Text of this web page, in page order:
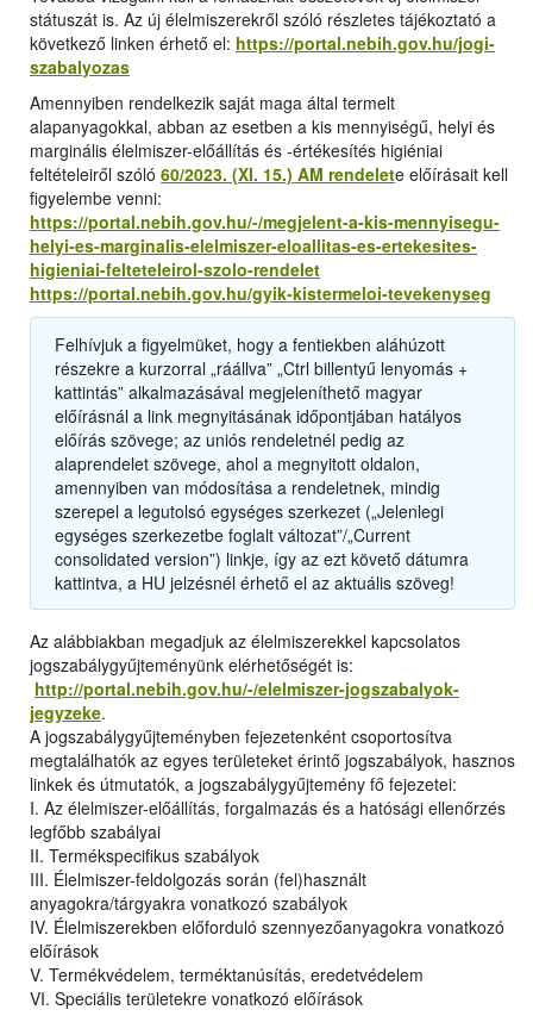
státuszát is. Az új élelmiszerekről szóló részletes tájékoztató a
következő linken érhető el: https://portal.nebih.gov.hu/jogi-
szabalyozas
Amennyiben rendelkezik saját maga által termelt
alapanyagokkal, abban az esetben a kis mennyiségű, helyi és
marginális élelmiszer-előállítás és -értékesítés higiéniai
feltételeiről szóló 60/2023. (XI. 15.) AM rendelete előírásait kell
figyelembe venni:
https://portal.nebih.gov.hu/-/megjelent-a-kis-mennyisegu-
helyi-es-marginalis-elelmiszer-eloallitas-es-ertekesites-
higieniai-felteteleirol-szolo-rendelet
https://portal.nebih.gov.hu/gyik-kistermeloi-tevekenyseg
Felhívjuk a figyelmüket, hogy a fentiekben aláhúzott
részekre a kurzorral „ráállva” „Ctrl billentyű lenyomás +
kattintás” alkalmazásával megjeleníthető magyar
előírásnál a link megnyitásának időpontjában hatályos
előírás szövege; az uniós rendeletnél pedig az
alaprendelet szövege, ahol a megnyitott oldalon,
amennyiben van módosítása a rendeletnek, mindig
szerepel a legutolsó egységes szerkezet („Jelenlegi
egységes szerkezetbe foglalt változat”/„Current
consolidated version”) linkje, így az ezt követő dátumra
kattintva, a HU jelzésnél érhető el az aktuális szöveg!
Az alábbiakban megadjuk az élelmiszerekkel kapcsolatos
jogszabálygyűjteményünk elérhetőségét is:
http://portal.nebih.gov.hu/-/elelmiszer-jogszabalyok-
jegyzeke.
A jogszabálygyűjteményben fejezetenként csoportosítva
megtalálhatók az egyes területeket érintő jogszabályok, hasznos
linkek és útmutatók, a jogszabálygyűjtemény fő fejezetei:
I. Az élelmiszer-előállítás, forgalmazás és a hatósági ellenőrzés
legfőbb szabályai
II. Termékspecifikus szabályok
III. Élelmiszer-feldolgozás során (fel)használt
anyagokra/tárgyakra vonatkozó szabályok
IV. Élelmiszerekben előforduló szennyezőanyagokra vonatkozó
előírások
V. Termékvédelem, terméktanúsítás, eredetvédelem
VI. Speciális területekre vonatkozó előírások